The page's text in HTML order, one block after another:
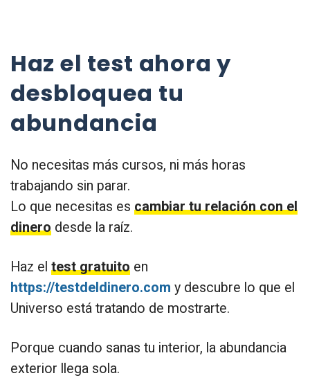
Haz el test ahora y
desbloquea tu
abundancia
No necesitas más cursos, ni más horas
trabajando sin parar.
Lo que necesitas es cambiar tu relación con el
dinero desde la raíz.
Haz el test gratuito en
https://testdeldinero.com y descubre lo que el
Universo está tratando de mostrarte.
Porque cuando sanas tu interior, la abundancia
exterior llega sola.